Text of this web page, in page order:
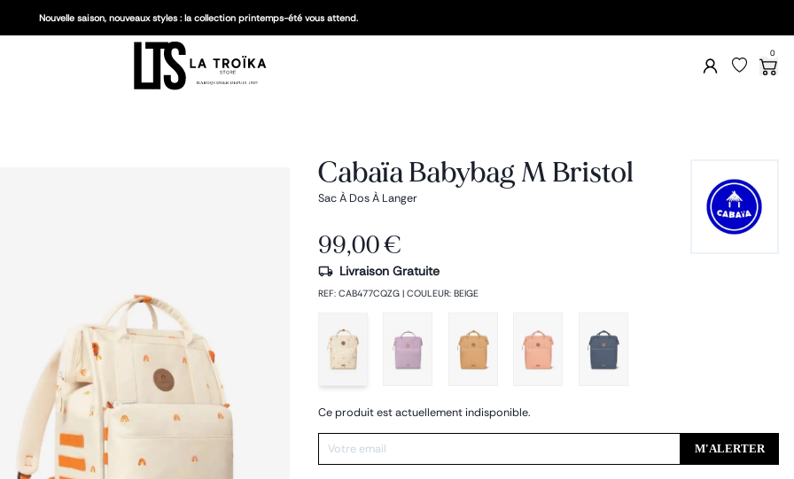
Nouvelle saison, nouveaux styles : la collection printemps-été vous attend.
0
Cabaïa Babybag M Bristol
Sac À Dos À Langer
99,00 €
Livraison Gratuite
REF: CAB477CQZG| COULEUR: BEIGE
Ce produit est actuellement indisponible.
M'ALERTER